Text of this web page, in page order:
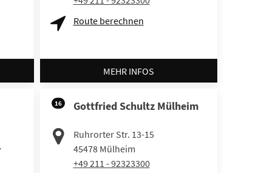
Route berechnen
MEHR INFOS
16 Gottfried Schultz Mülheim
Ruhrorter Str. 13-15
45478 Mülheim
+49 211 - 92323300